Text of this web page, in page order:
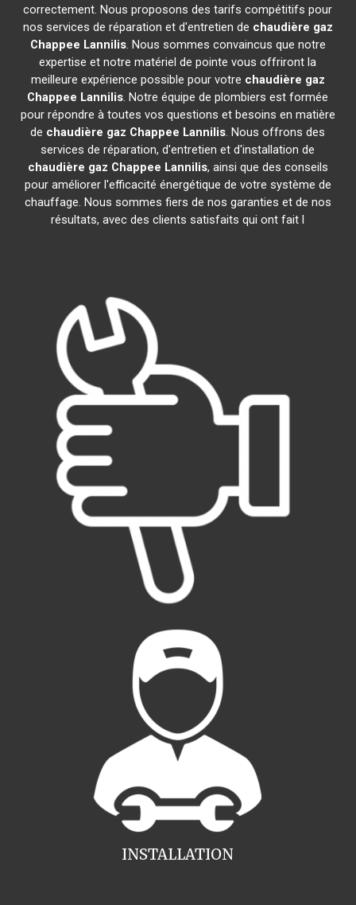
correctement. Nous proposons des tarifs compétitifs pour
nos services de réparation et d'entretien de chaudière gaz
Chappee Lannilis. Nous sommes convaincus que notre
expertise et notre matériel de pointe vous offriront la
meilleure expérience possible pour votre chaudière gaz
Chappee Lannilis. Notre équipe de plombiers est formée
pour répondre à toutes vos questions et besoins en matière
de chaudière gaz Chappee Lannilis. Nous offrons des
services de réparation, d'entretien et d'installation de
chaudière gaz Chappee Lannilis, ainsi que des conseils
pour améliorer l'efficacité énergétique de votre système de
chauffage. Nous sommes fiers de nos garanties et de nos
résultats, avec des clients satisfaits qui ont fait l
INSTALLATION